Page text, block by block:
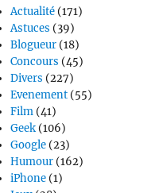
Actualité (171)
Astuces (39)
Blogueur (18)
Concours (45)
Divers (227)
Evenement (55)
Film (41)
Geek (106)
Google (23)
Humour (162)
iPhone (1)